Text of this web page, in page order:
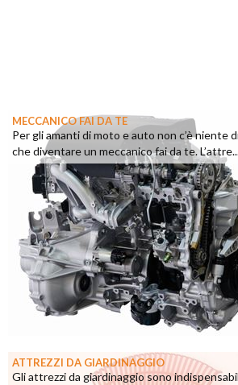
MECCANICO FAI DA TE
Per gli amanti di moto e auto non c’è niente
che diventare un meccanico fai da te.
ATTREZZI DA GIARDINAGGIO
Gli attrezzi da giardinaggio sono